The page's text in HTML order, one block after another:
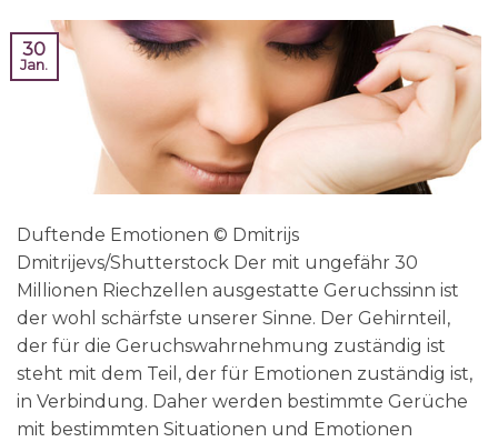
30
Jan.
Duftende Emotionen © Dmitrijs
Dmitrijevs/Shutterstock Der mit ungefähr 30
Millionen Riechzellen ausgestatte Geruchssinn ist
der wohl schärfste unserer Sinne. Der Gehirnteil,
der für die Geruchswahrnehmung zuständig ist
steht mit dem Teil, der für Emotionen zuständig ist,
in Verbindung. Daher werden bestimmte Gerüche
mit bestimmten Situationen und Emotionen